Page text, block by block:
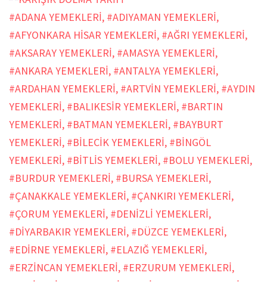
#ADANA YEMEKLERİ, #ADIYAMAN YEMEKLERİ,
#AFYONKARA HİSAR YEMEKLERİ, #AĞRI YEMEKLERİ,
#AKSARAY YEMEKLERİ, #AMASYA YEMEKLERİ,
#ANKARA YEMEKLERİ, #ANTALYA YEMEKLERİ,
#ARDAHAN YEMEKLERİ, #ARTVİN YEMEKLERİ, #AYDIN
YEMEKLERİ, #BALIKESİR YEMEKLERİ, #BARTIN
YEMEKLERİ, #BATMAN YEMEKLERİ, #BAYBURT
YEMEKLERİ, #BİLECİK YEMEKLERİ, #BİNGÖL
YEMEKLERİ, #BİTLİS YEMEKLERİ, #BOLU YEMEKLERİ,
#BURDUR YEMEKLERİ, #BURSA YEMEKLERİ,
#ÇANAKKALE YEMEKLERİ, #ÇANKIRI YEMEKLERİ,
#ÇORUM YEMEKLERİ, #DENİZLİ YEMEKLERİ,
#DİYARBAKIR YEMEKLERİ, #DÜZCE YEMEKLERİ,
#EDİRNE YEMEKLERİ, #ELAZIĞ YEMEKLERİ,
#ERZİNCAN YEMEKLERİ, #ERZURUM YEMEKLERİ,